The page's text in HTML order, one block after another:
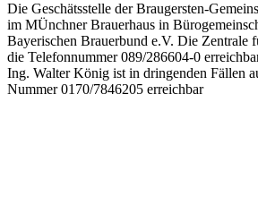
Die Geschätsstelle der Braugersten-
im MÜnchner Brauerhaus in
Bayerischen Brauerbund e.V. Die Zentrale
die Telefonnummer 089/286604-0
Ing. Walter König ist in dringenden Fällen
Nummer 0170/7846205 erreichbar